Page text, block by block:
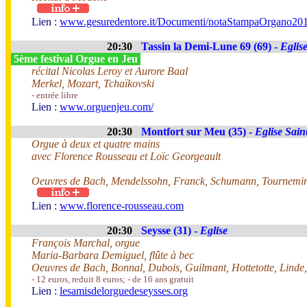
Lien : www.gesuredentore.it/Documenti/
20:30 Tassin la Demi-Lune 69 (69) -
5ème festival Orgue en Jeu
récital Nicolas Leroy et Aurore Baal
Merkel, Mozart, Tchaïkovski
- entrée libre
Lien : www.orguenjeu.com/
20:30 Montfort sur Meu (35) - Eglise
Orgue à deux et quatre mains
avec Florence Rousseau et Loïc Georgeault
Oeuvres de Bach, Mendelssohn, Franck, Schumann,
Lien : www.florence-rousseau.com
20:30 Seysse (31) - Eglise
François Marchal, orgue
Maria-Barbara Demiguel, flûte à bec
Oeuvres de Bach, Bonnal, Dubois, Guilmant, Hottetotte,
- 12 euros, reduit 8 euros; - de 16 ans gratuit
Lien : lesamisdelorguedeseysses.org